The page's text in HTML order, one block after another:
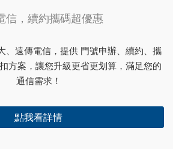
信，續約攜碼超優惠
、遠傳電信，提供 門號申辦、續約、攜
方案，讓您升級更省更划算，滿足您的
通信需求！
點我看詳情